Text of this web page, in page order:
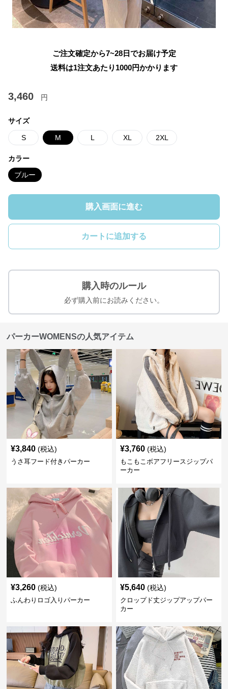
ご注文確定から7~28日でお届け予定
送料は1注文あたり 1000円かかります
3,460 円
サイズ
S M L XL 2XL
カラー
ブルー
購入画面に進む
カートに追加する
購入時のルール
必ず購入前にお読みください。
パーカーWOMENSの人気アイテム
¥3,840 (税込)
うさ耳フード付きパーカー
¥3,760 (税込)
もこもこボアフリースジップパ
ーカー
¥3,260 (税込)
ふんわりロゴ入りパーカー
¥5,640 (税込)
クロップド丈ジップアップパー
カー